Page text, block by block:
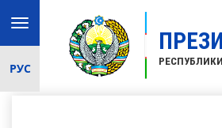
Toggle
navigation
РУС